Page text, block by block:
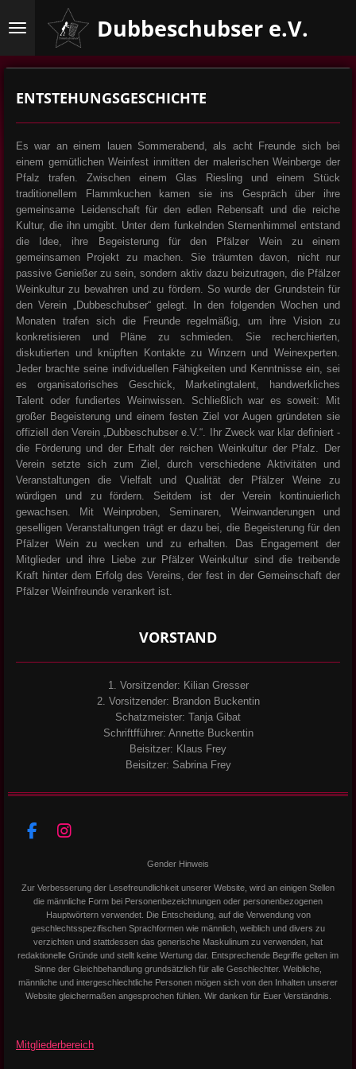
Hauptinhalt
Dubbeschubser e.V.
ENTSTEHUNGSGESCHICHTE
Es war an einem lauen Sommerabend, als acht Freunde sich bei
einem gemütlichen Weinfest inmitten der malerischen Weinberge der
Pfalz trafen. Zwischen einem Glas Riesling und einem Stück
traditionellem Flammkuchen kamen sie ins Gespräch über ihre
gemeinsame Leidenschaft für den edlen Rebensaft und die reiche
Kultur, die ihn umgibt. Unter dem funkelnden Sternenhimmel entstand
die Idee, ihre Begeisterung für den Pfälzer Wein zu einem
gemeinsamen Projekt zu machen. Sie träumten davon, nicht nur
passive Genießer zu sein, sondern aktiv dazu beizutragen, die Pfälzer
Weinkultur zu bewahren und zu fördern. So wurde der Grundstein für
den Verein „Dubbeschubser“ gelegt. In den folgenden Wochen und
Monaten trafen sich die Freunde regelmäßig, um ihre Vision zu
konkretisieren und Pläne zu schmieden. Sie recherchierten,
diskutierten und knüpften Kontakte zu Winzern und Weinexperten.
Jeder brachte seine individuellen Fähigkeiten und Kenntnisse ein, sei
es organisatorisches Geschick, Marketingtalent, handwerkliches
Talent oder fundiertes Weinwissen. Schließlich war es soweit: Mit
großer Begeisterung und einem festen Ziel vor Augen gründeten sie
offiziell den Verein „Dubbeschubser e.V.“. Ihr Zweck war klar definiert -
die Förderung und der Erhalt der reichen Weinkultur der Pfalz. Der
Verein setzte sich zum Ziel, durch verschiedene Aktivitäten und
Veranstaltungen die Vielfalt und Qualität der Pfälzer Weine zu
würdigen und zu fördern. Seitdem ist der Verein kontinuierlich
gewachsen. Mit Weinproben, Seminaren, Weinwanderungen und
geselligen Veranstaltungen trägt er dazu bei, die Begeisterung für den
Pfälzer Wein zu wecken und zu erhalten. Das Engagement der
Mitglieder und ihre Liebe zur Pfälzer Weinkultur sind die treibende
Kraft hinter dem Erfolg des Vereins, der fest in der Gemeinschaft der
Pfälzer Weinfreunde verankert ist.
VORSTAND
1. Vorsitzender: Kilian Gresser
2. Vorsitzender: Brandon Buckentin
Schatzmeister: Tanja Gibat
Schriftfführer: Annette Buckentin
Beisitzer: Klaus Frey
Beisitzer: Sabrina Frey
F
e
b
o
k
I
a
g
r
a
m
Gender Hinweis
Zur Verbesserung der Lesefreundlichkeit unserer Website, wird an einigen Stellen
die männliche Form bei Personenbezeichnungen oder personenbezogenen
Hauptwörtern verwendet. Die Entscheidung, auf die Verwendung von
geschlechtsspezifischen Sprachformen wie männlich, weiblich und divers zu
verzichten und stattdessen das generische Maskulinum zu verwenden, hat
redaktionelle Gründe und stellt keine Wertung dar. Entsprechende Begriffe gelten im
Sinne der Gleichbehandlung grundsätzlich für alle Geschlechter. Weibliche,
männliche und intergeschlechtliche Personen mögen sich von den Inhalten unserer
Website gleichermaßen angesprochen fühlen. Wir danken für Euer Verständnis.
Mitgliederbereich